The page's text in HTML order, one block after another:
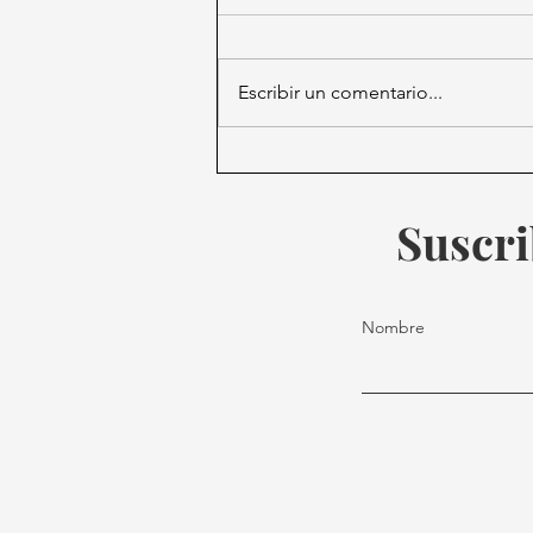
deportaciones masivas
Escribir un comentario...
Nombre